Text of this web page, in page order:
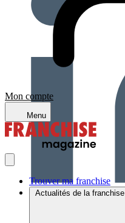
Mon compte
Menu
Trouver ma franchise
Actualités de la franchise